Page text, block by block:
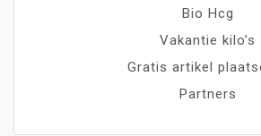
Bio Hcg
Vakantie kilo’s
Gratis artikel
Partners